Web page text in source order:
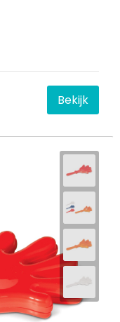
Bekijk